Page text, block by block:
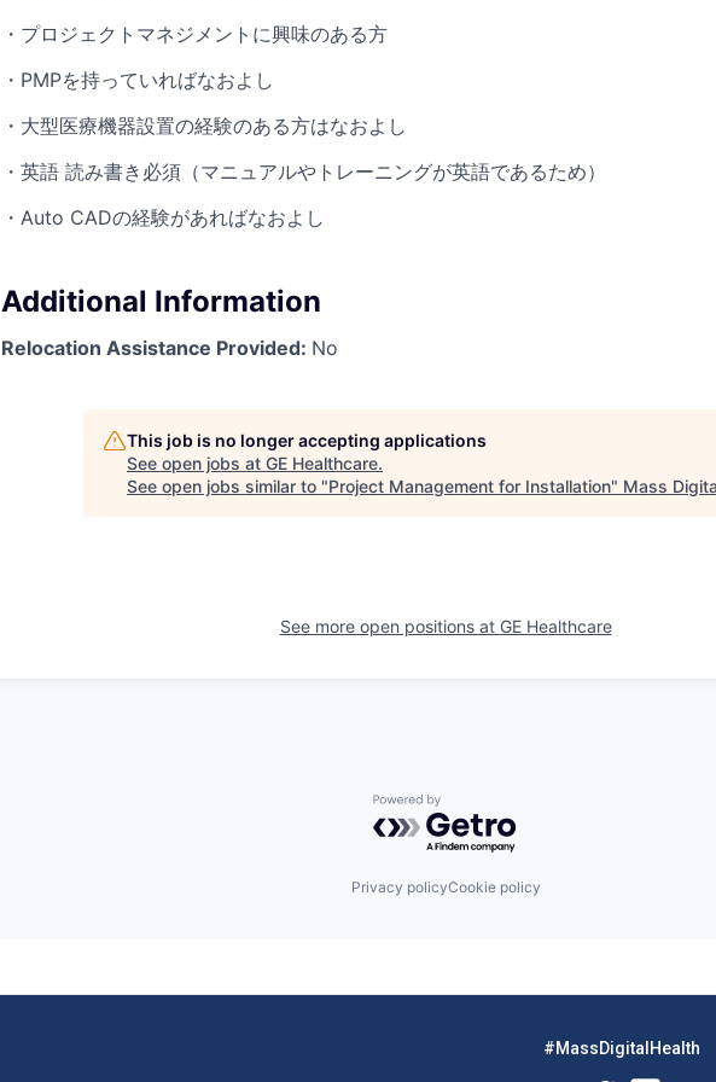
・プロジェクトマネジメントに興味のある方
・PMPを持っていればなおよし
・大型医療機器設置の経験のある方はなおよし
・英語 読み書き必須（マニュアルやトレーニングが英語であるため）
・Auto CADの経験があればなおよし
Additional Information
Relocation Assistance Provided: No
This job is no longer accepting applications
See open jobs at GE Healthcare.
See open jobs similar to "Project Management for Installation" Mass
See more open positions at GE Healthcare
Powered by Getro.com
Privacy policyCookie policy
#MassDigitalHealth